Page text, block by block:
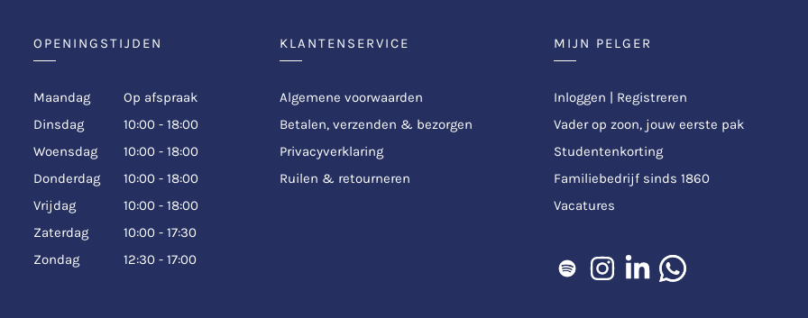
OPENINGSTIJDEN
Maandag
Op afspraak
Dinsdag
10:00 - 18:00
Woensdag
10:00 - 18:00
Donderdag
10:00 - 18:00
Vrijdag
10:00 - 18:00
Zaterdag
10:00 - 17:30
Zondag
12:30 - 17:00
KLANTENSERVICE
Algemene voorwaarden
Betalen, verzenden & bezorgen
Privacyverklaring
Ruilen & retourneren
MIJN PELGER
Inloggen | Registreren
Vader op zoon, jouw eerste pak
Studentenkorting
Familiebedrijf sinds 1860
Vacatures